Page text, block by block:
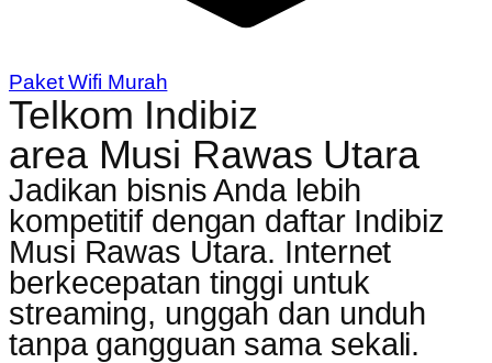
Paket Wifi Murah
Telkom Indibiz
area Musi Rawas Utara
Jadikan bisnis Anda lebih
kompetitif dengan daftar Indibiz
Musi Rawas Utara. Internet
berkecepatan tinggi untuk
streaming, unggah dan unduh
tanpa gangguan sama sekali.